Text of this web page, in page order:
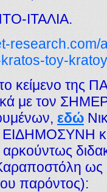
ΙΤΑΛΙΑ.
research.com/
toy-
κείμενο της
με τον
εδώ
ΕΙΔΗΜΟΣΥΝΗ
αρκούντως
ως
παρόντος):